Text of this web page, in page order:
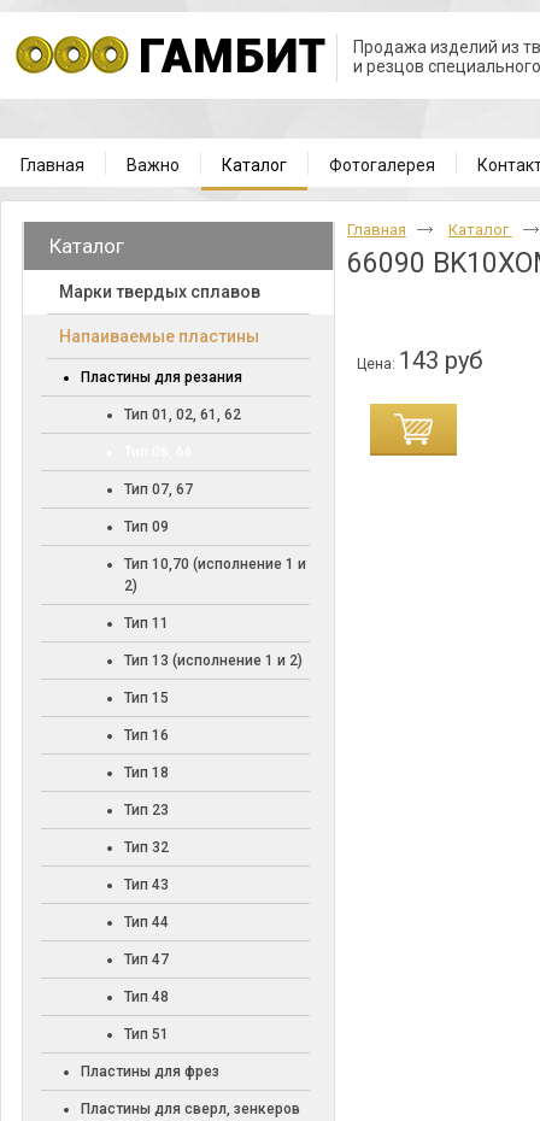
Продажа изделий из
и резцов
Главная Важно Каталог Фотогалерея
Каталог
Марки твердых сплавов
Напаиваемые пластины
Пластины для резания
Тип 01, 02, 61, 62
Тип 07, 67
Тип 09
Тип 10,70 (исполнение 1 и
2)
Тип 11
Тип 13 (исполнение 1 и 2)
Тип 15
Тип 16
Тип 18
Тип 23
Тип 32
Тип 43
Тип 44
Тип 47
Тип 48
Тип 51
Пластины для фрез
Пластины для сверл, зенкеров
Главная Каталог
66090
Цена: 143 руб